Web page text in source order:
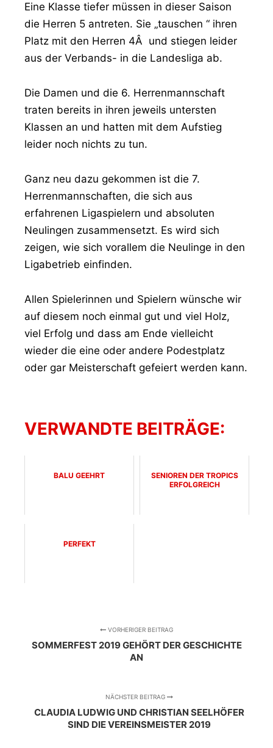
Eine Klasse tiefer müssen in dieser Saison
die Herren 5 antreten. Sie „tauschen “ ihren
Platz mit den Herren 4Â und stiegen leider
aus der Verbands- in die Landesliga ab.
Die Damen und die 6. Herrenmannschaft
traten bereits in ihren jeweils untersten
Klassen an und hatten mit dem Aufstieg
leider noch nichts zu tun.
Ganz neu dazu gekommen ist die 7.
Herrenmannschaften, die sich aus
erfahrenen Ligaspielern und absoluten
Neulingen zusammensetzt. Es wird sich
zeigen, wie sich vorallem die Neulinge in den
Ligabetrieb einfinden.
Allen Spielerinnen und Spielern wünsche wir
auf diesem noch einmal gut und viel Holz,
viel Erfolg und dass am Ende vielleicht
wieder die eine oder andere Podestplatz
oder gar Meisterschaft gefeiert werden kann.
VERWANDTE BEITRÄGE:
BALU GEEHRT
SENIOREN DER TROPICS
ERFOLGREICH
PERFEKT
VORHERIGER BEITRAG
SOMMERFEST 2019 GEHÖRT DER GESCHICHTE
AN
NÄCHSTER BEITRAG
CLAUDIA LUDWIG UND CHRISTIAN SEELHÖFER
SIND DIE VEREINSMEISTER 2019